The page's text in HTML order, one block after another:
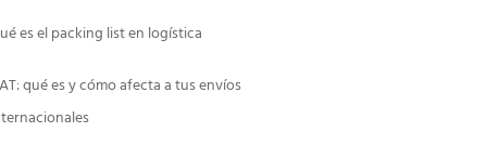
es el packing list en logística
qué es y cómo afecta a tus envíos